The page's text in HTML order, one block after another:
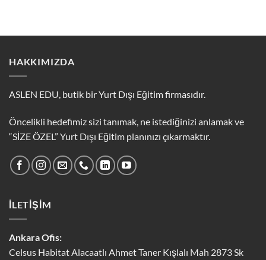
HAKKIMIZDA
ASLEN EDU, butik bir Yurt Dışı Eğitim firmasıdır.
Öncelikli hedefimiz sizi tanımak, ne istediğinizi anlamak ve
“SİZE ÖZEL” Yurt Dışı Eğitim planınızı çıkarmaktır.
İLETİŞİM
Ankara Ofis:
Celsus Habitat Alacaatlı Ahmet Taner Kışlalı Mah 2873 Sk